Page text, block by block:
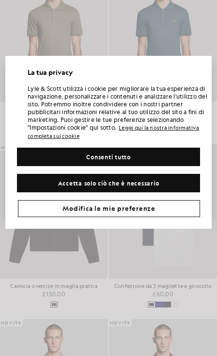
Polo in cotone per tutti i giorni
£55.00
+2
Polo in cotone per tutti i giorni
£55.00
+2
NOVITÀ
Camicia oversize in maglia pratica
£150.00
Confezione da 3 magliette a girocollo
£60.00
NOVITÀ NOVITÀ
La tua privacy
Lyle & Scott utilizza i cookie per migliorare la tua esperienza di
navigazione, personalizzare i contenuti e analizzare l'utilizzo del
sito. Potremmo inoltre condividere con i nostri partner
pubblicitari informazioni relative al tuo utilizzo del sito a fini di
marketing. Puoi gestire le tue preferenze selezionando
"Impostazioni cookie" qui sotto. Leggi qui la nostra informativa
completa sui cookie
Accetta solo ciò che è necessario
Consenti tutto
Modifica le mie preferenze
SBLOCCA IL 15% DI SCONTO SUL TUO
PRIMO ORDINE
Iscriviti al Club Lyle & Scott e sarai il primo a scoprire le novità della nuova stagione, le
collaborazioni e i saldi stagionali riservati ai soci, oltre a ricevere un esclusivo codice di
benvenuto con uno sconto del 15%.
Altre preferenze di comunicazione?
RICHIEDI LA MIA OFFERTA